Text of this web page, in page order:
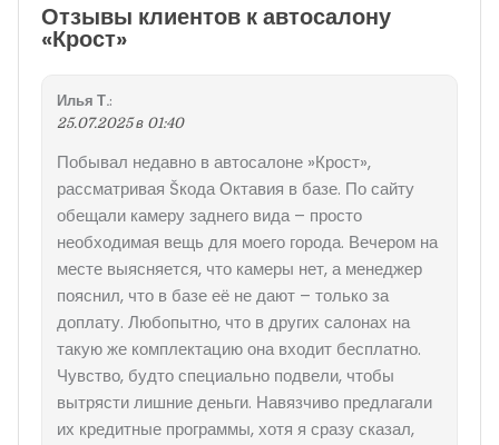
Отзывы клиентов к автосалону
«Крост»
Илья Т.:
25.07.2025 в 01:40
Побывал недавно в автосалоне »Крост»,
рассматривая Šкода Октавия в базе. По сайту
обещали камеру заднего вида – просто
необходимая вещь для моего города. Вечером на
месте выясняется, что камеры нет, а менеджер
пояснил, что в базе её не дают – только за
доплату. Любопытно, что в других салонах на
такую же комплектацию она входит бесплатно.
Чувство, будто специально подвели, чтобы
вытрясти лишние деньги. Навязчиво предлагали
их кредитные программы, хотя я сразу сказал,